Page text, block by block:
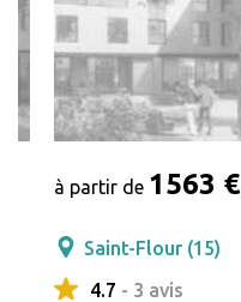
à partir de 1563 €
Saint-Flour (15)
4.7 - 3 avis